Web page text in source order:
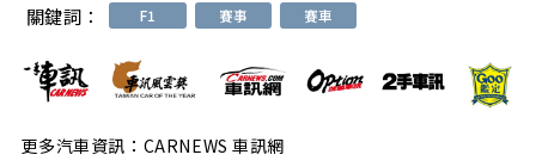
關鍵詞： F1 賽事 賽車
更多汽車資訊：CARNEWS 車訊網